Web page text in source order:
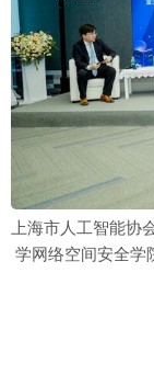
上海市人工智能协
学网络空间安全学